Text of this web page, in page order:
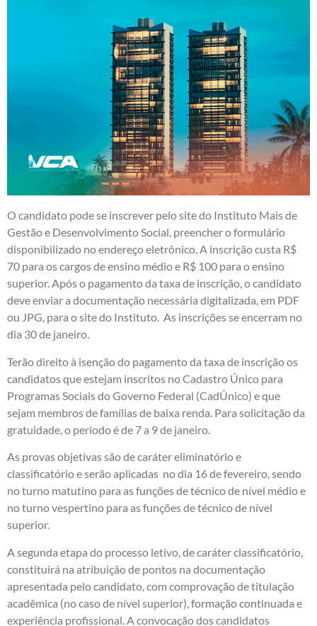
O candidato pode se inscrever pelo site do Instituto Mais de
Gestão e Desenvolvimento Social, preencher o formulário
disponibilizado no endereço eletrônico. A inscrição custa R$
70 para os cargos de ensino médio e R$ 100 para o ensino
superior. Após o pagamento da taxa de inscrição, o candidato
deve enviar a documentação necessária digitalizada, em PDF
ou JPG, para o site do Instituto. As inscrições se encerram no
dia 30 de janeiro.
Terão direito à isenção do pagamento da taxa de inscrição os
candidatos que estejam inscritos no Cadastro Único para
Programas Sociais do Governo Federal (CadÚnico) e que
sejam membros de famílias de baixa renda. Para solicitação da
gratuidade, o período é de 7 a 9 de janeiro.
As provas objetivas são de caráter eliminatório e
classificatório e serão aplicadas no dia 16 de fevereiro, sendo
no turno matutino para as funções de técnico de nível médio e
no turno vespertino para as funções de técnico de nível
superior.
A segunda etapa do processo letivo, de caráter classificatório,
constituirá na atribuição de pontos na documentação
apresentada pelo candidato, com comprovação de titulação
acadêmica (no caso de nível superior), formação continuada e
experiência profissional. A convocação dos candidatos